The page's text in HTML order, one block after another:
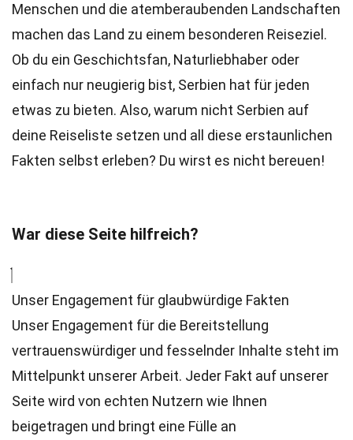
Menschen und die atemberaubenden Landschaften
machen das Land zu einem besonderen Reiseziel.
Ob du ein Geschichtsfan, Naturliebhaber oder
einfach nur neugierig bist, Serbien hat für jeden
etwas zu bieten. Also, warum nicht Serbien auf
deine Reiseliste setzen und all diese erstaunlichen
Fakten selbst erleben? Du wirst es nicht bereuen!
War diese Seite hilfreich?
Unser Engagement für glaubwürdige Fakten
Unser Engagement für die Bereitstellung
vertrauenswürdiger und fesselnder Inhalte steht im
Mittelpunkt unserer Arbeit. Jeder Fakt auf unserer
Seite wird von echten Nutzern wie Ihnen
beigetragen und bringt eine Fülle an